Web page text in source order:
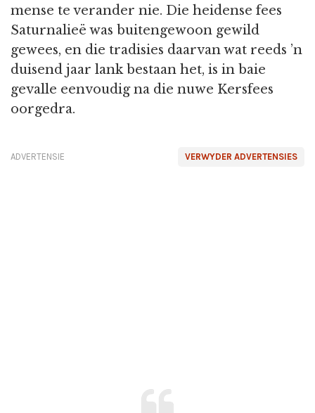
mense te verander nie. Die heidense fees
Saturnalieë was buitengewoon gewild
gewees, en die tradisies daarvan wat reeds ’n
duisend jaar lank bestaan het, is in baie
gevalle eenvoudig na die nuwe Kersfees
oorgedra.
VERWYDER ADVERTENSIES
ADVERTENSIE